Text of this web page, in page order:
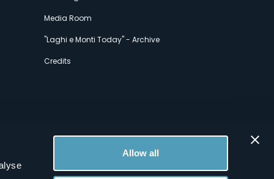
Allow all
Media Room
"Laghi e Monti Today" - Archive
Credits